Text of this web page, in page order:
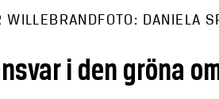
WILLEBRAND FOTO: DANIELA
i den gröna